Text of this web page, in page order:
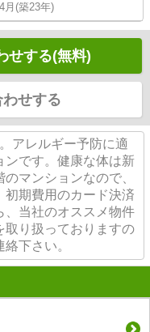
月(築23年)
せする(無料)
せする
アレルギー予防に適
ンです。健康な体は新
マンションなので、
初期費用のカード決済
、当社のオススメ物件
取り扱っておりますの
下さい。